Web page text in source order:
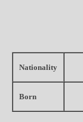
Nationality
Born